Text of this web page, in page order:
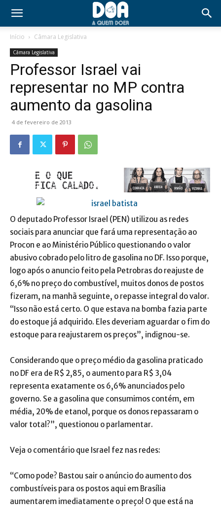
Início Câmara Legislativa
Câmara Legislativa
Professor Israel vai
representar no MP contra
aumento da gasolina
4 de fevereiro de 2013
O deputado Professor Israel (PEN) utilizou as redes
sociais para anunciar que fará uma representação ao
Procon e ao Ministério Público questionando o valor
abusivo cobrado pelo litro de gasolina no DF. Isso porque,
logo após o anuncio feito pela Petrobras do reajuste de
6,6% no preço do combustível, muitos donos de postos
fizeram, na manhã seguinte, o repasse integral do valor.
“Isso não está certo. O que estava na bomba fazia parte
do estoque já adquirido. Eles deveriam aguardar o fim do
estoque para reajustarem os preços”, indignou-se.
Considerando que o preço médio da gasolina praticado
no DF era de R$ 2,85, o aumento para R$ 3,04
representa exatamente os 6,6% anunciados pelo
governo. Se a gasolina que consumimos contém, em
média, 20% de etanol, porque os donos repassaram o
valor total?”, questionou o parlamentar.
Veja o comentário que Israel fez nas redes:
“Como pode? Bastou sair o anúncio do aumento dos
combustíveis para os postos aqui em Brasília
aumentarem imediatamente o preço! O que está na